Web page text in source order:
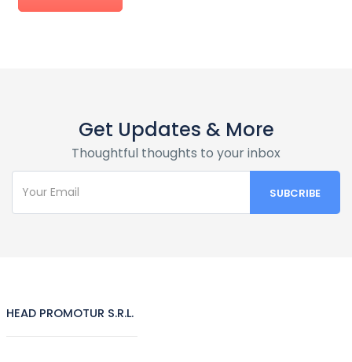
Get Updates & More
Thoughtful thoughts to your inbox
HEAD PROMOTUR S.R.L.